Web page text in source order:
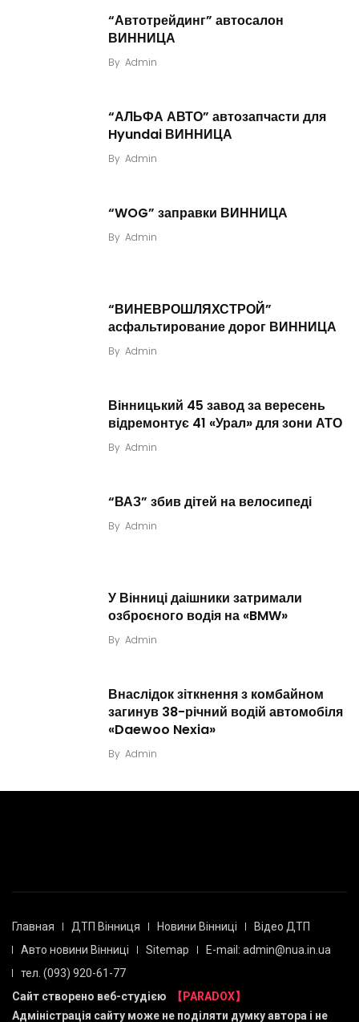
“Автотрейдинг” автосалон
ВИННИЦА
By Admin
“АЛЬФА АВТО” автозапчасти для
Hyundai ВИННИЦА
By Admin
“WOG” заправки ВИННИЦА
By Admin
“ВИНЕВРОШЛЯХСТРОЙ”
асфальтирование дорог ВИННИЦА
By Admin
Вінницький 45 завод за вересень
відремонтує 41 «Урал» для зони АТО
By Admin
“ВАЗ” збив дітей на велосипеді
By Admin
У Вінниці даішники затримали
озброєного водія на «BMW»
By Admin
Внаслідок зіткнення з комбайном
загинув 38-річний водій автомобіля
«Daewoo Nexia»
By Admin
Главная ДТП Вінниця Новини Вінниці
Відео ДТП
Авто новини Вінниці
Sitemap
E-mail: admin@nua.in.ua
тел. (093) 920-61-77
Сайт створено веб-студією
【PARADOX】
Адміністрація сайту може не поділяти думку автора і не